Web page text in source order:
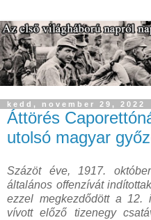
kedd, november 29, 2022
Áttörés
utolsó magyar
Százöt éve, 1917.
általános offenzívát
ezzel megkezdődött a 12.
vívott előző tizenegy